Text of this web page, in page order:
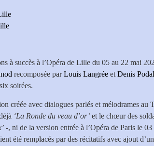
à succès à l’Opéra de Lille du 05 au 22 mai
recomposée parLouis Langrée et Denis
soirées.
créée avec dialogues parlés et mélodrames au
‘La Ronde du veau d’or’ et le chœur des
-, ni de la version entrée à l’Opéra de Paris le
été remplacés par des récitatifs avec ajout